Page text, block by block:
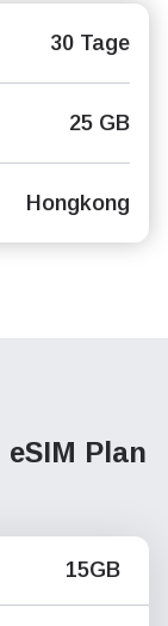
30 Tage
25 GB
Hongkong
eSIM Plan
15GB